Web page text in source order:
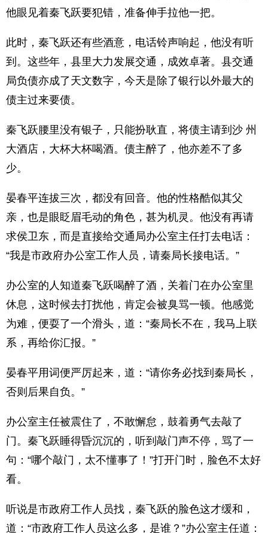
他眼见着秦飞跃要犯错，准备伸手拉他一把。
此时，秦飞跃还有些酒意，电话铃声响起，他没有听
到。这些年，县里大力发展交通，成效卓著。县交通
局负债亦成了天文数字，今天是除了银行以外最大的
债主过来要债。
秦飞跃腰里没有银子，只能扮耿直，将债主请到沙 州
大酒店，大杯大杯喝酒。债主醉了，他亦差不了多
少。
晏春平连拔三次，都没有回音。他的性格酷似其父
亲，也是眼眨眉毛动的角色，甚为机灵。他没有再请
求侯卫东，而是直接给交通局办公室主任打去电话：
“我是市政府办公室工作人员，请秦局长接电话。”
办公室的人知道秦飞跃喝醉了酒，关着门在办公室里
休息，这时候去打扰他，肯定会被臭骂一顿。他感觉
为难，便耍了一个滑头，道：“秦局长不在，我马上联
系，再给你汇报。”
晏春平用词便严厉起来，道：“请你务必找到秦局长，
否则后果自负。”
办公室主任被震住了，不敢懈怠，鼓着勇气去敲了
门。秦飞跃睡得昏沉沉的，听到敲门声不停，骂了一
句：“哪个敲门，太不懂事了！”打开门时，脸色不太好
看。
听说是市政府工作人员找，秦飞跃的脸色这才缓和，
道：“市政府工作人员这么多，是谁？”办公室主任道：